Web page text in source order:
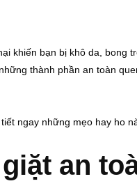
khiến bạn bị khô da, bong
thành phần an toàn
ngay những mẹo hay ho
an